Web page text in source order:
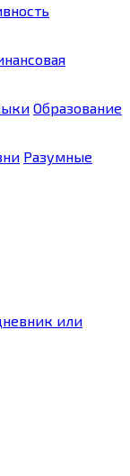
Образование
Разумные
или